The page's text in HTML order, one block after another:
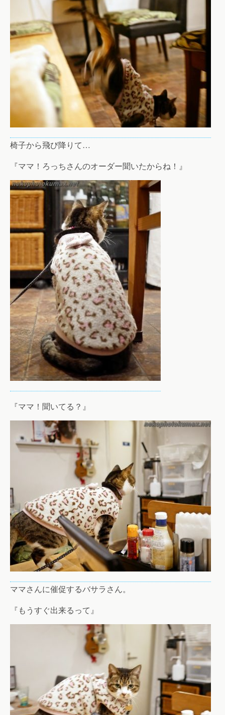
椅子から飛び降りて…
『ママ！ろっちさんのオーダー聞いたからね！』
『ママ！聞いてる？』
ママさんに催促するバサラさん。
『もうすぐ出来るって』